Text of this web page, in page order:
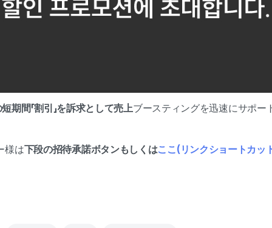
期間「割引」を訴求として売上ブースティングを迅速にサポー
様は下段の招待承諾ボタンもしくはここ(リンクショートカッ